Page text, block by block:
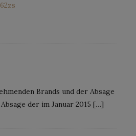
Brands und der Absage
der im Januar 2015 […]